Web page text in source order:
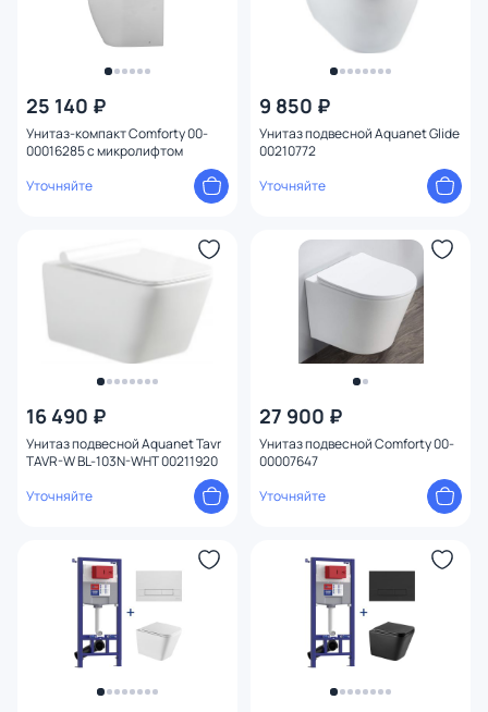
25 140 ₽
Унитаз-компакт Comforty 00-
00016285 с микролифтом
Уточняйте
9 850 ₽
Унитаз подвесной Aquanet Glide
00210772
Уточняйте
16 490 ₽
Унитаз подвесной Aquanet Tavr
TAVR-W BL-103N-WHT 00211920
Уточняйте
27 900 ₽
Унитаз подвесной Comforty 00-
00007647
Уточняйте